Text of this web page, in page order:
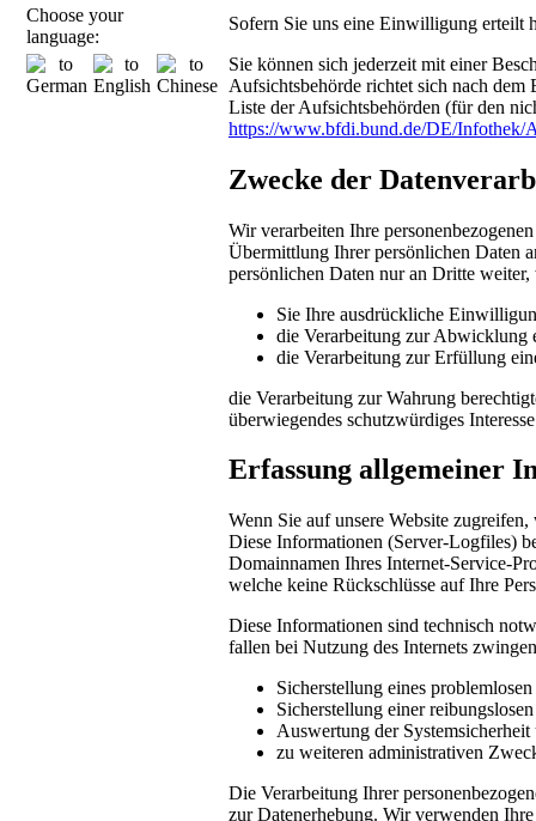
Choose your
language:
Sofern Sie uns eine Einwilligung erteilt
Sie können sich jederzeit mit einer
Aufsichtsbehörde richtet sich nach
Liste der Aufsichtsbehörden (für den
https://www.bfdi.bund.de/DE/Infothek/
Zwecke der
Wir verarbeiten Ihre
Übermittlung Ihrer persönlichen Daten
persönlichen Daten nur an Dritte weiter,
Sie Ihre ausdrückliche
die Verarbeitung zur Abwicklung
die Verarbeitung zur Erfüllung
die Verarbeitung zur Wahrung
überwiegendes schutzwürdiges
Erfassung allgemeiner
Wenn Sie auf unsere Website
Diese Informationen (Server-Logfiles)
Domainnamen Ihres Internet-Service-
welche keine Rückschlüsse auf Ihre
Diese Informationen sind technisch
fallen bei Nutzung des Internets
Sicherstellung eines
Sicherstellung einer
Auswertung der
zu weiteren administrativen
Die Verarbeitung Ihrer
zur Datenerhebung. Wir verwenden